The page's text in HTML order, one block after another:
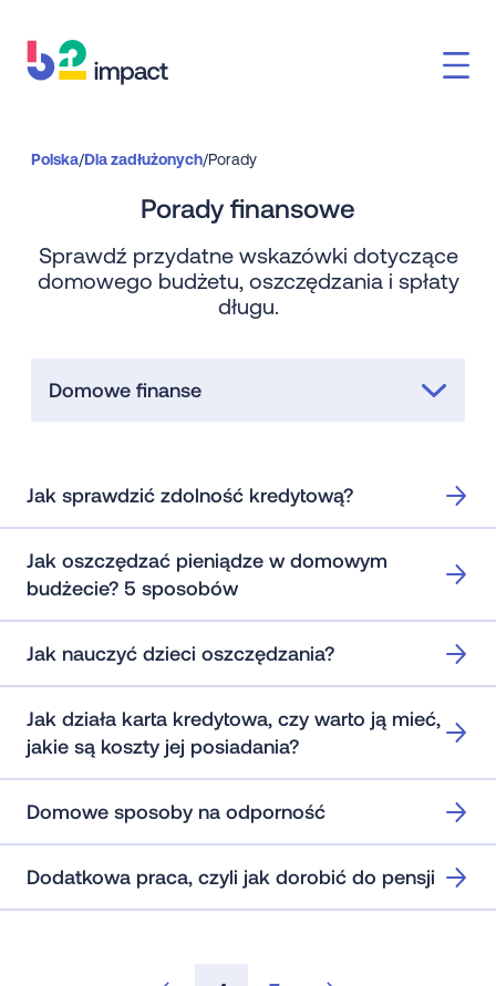
Polska/Dla zadłużonych/Porady
Porady finansowe
Sprawdź przydatne wskazówki dotyczące
domowego budżetu, oszczędzania i spłaty
długu.
Domowe finanse
Wychodzenie z długów
Jak sprawdzić zdolność kredytową?
Jak oszczędzać pieniądze w domowym
budżecie? 5 sposobów
Jak nauczyć dzieci oszczędzania?
Jak działa karta kredytowa, czy warto ją mieć,
jakie są koszty jej posiadania?
Domowe sposoby na odporność
Dodatkowa praca, czyli jak dorobić do pensji